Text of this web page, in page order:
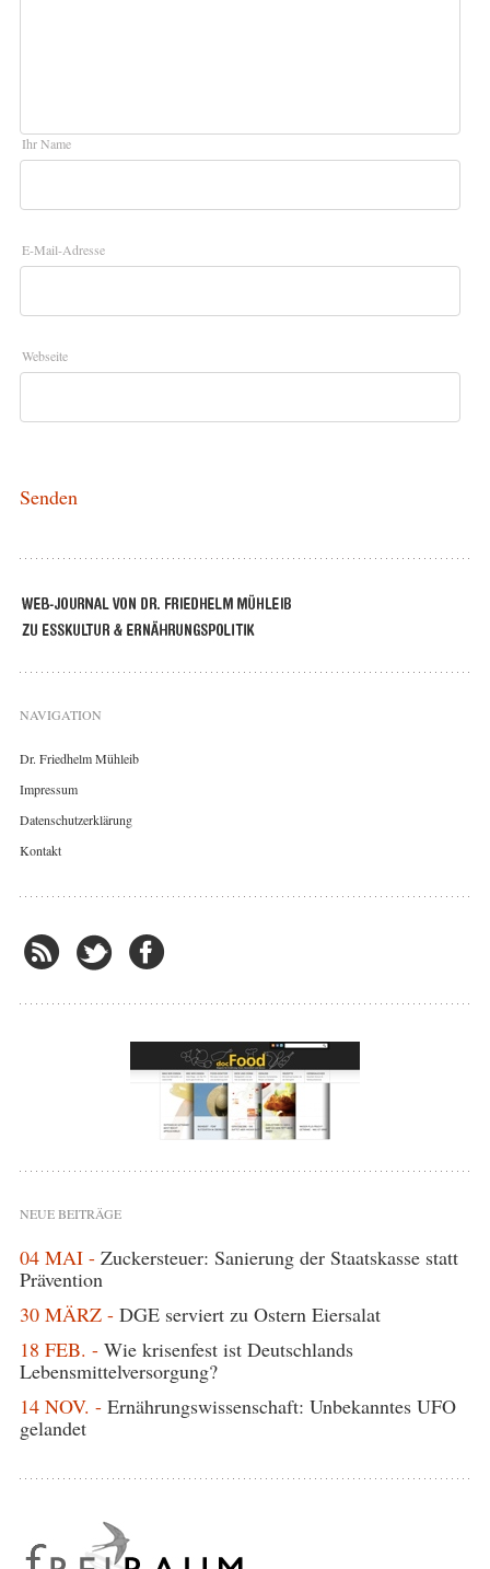
Ihr Name
E-Mail-Adresse
Webseite
NAVIGATION
Dr. Friedhelm Mühleib
Impressum
Datenschutzerklärung
Kontakt
NEUE BEITRÄGE
04 MAI - Zuckersteuer: Sanierung der Staatskasse statt
Prävention
30 MÄRZ - DGE serviert zu Ostern Eiersalat
18 FEB. - Wie krisenfest ist Deutschlands
Lebensmittelversorgung?
14 NOV. - Ernährungswissenschaft: Unbekanntes UFO
gelandet